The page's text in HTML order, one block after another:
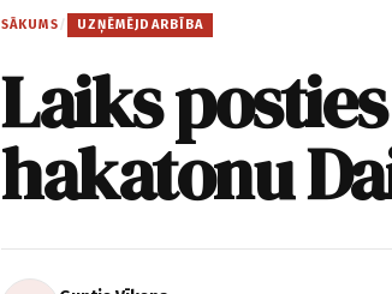
SĀKUMS / UZŅĒMĒJDARBĪBA
Laiks
hakatonu